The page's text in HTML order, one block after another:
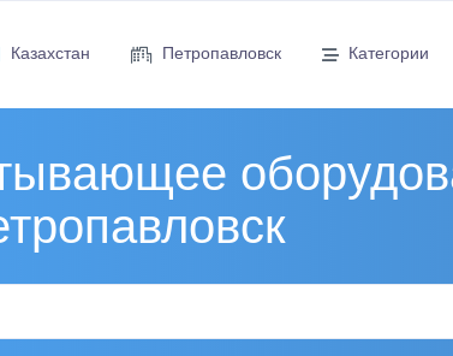
Казахстан Петропавловск Категории